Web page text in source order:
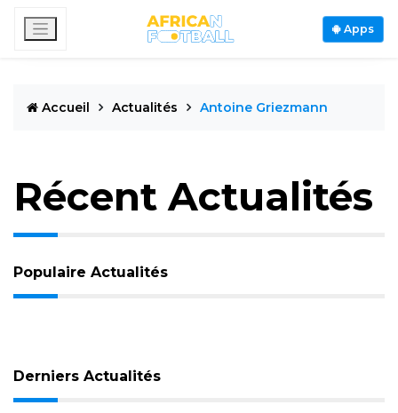
Apps
Accueil Actualités Antoine Griezmann
Récent Actualités
Populaire Actualités
Derniers Actualités